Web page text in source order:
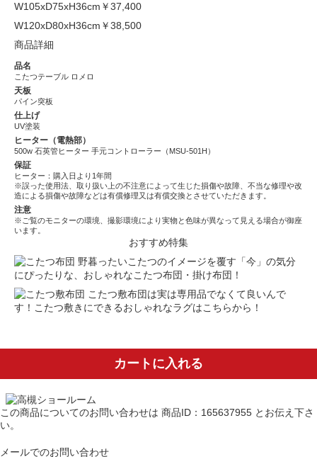
W105xD75xH36cm ￥37,400
W120xD80xH36cm ￥38,500
商品詳細
品名
こたつテーブル ロメロ
天板
パイン突板
仕上げ
UV塗装
ヒーター（電熱部）
500w 石英管ヒーター 手元コントローラー（MSU-501H）
保証
ヒーター：購入日より1年間
※誤った使用法、取り扱い上の不注意によって生じた損傷や故障、不当な修理や改
造による損傷や故障などは有償修理又は有償交換とさせていただきます。
注意
※ご覧のモニターの環境、撮影環境により実物と色味が異なって見える場合が御座
います。
おすすめ特集
野暮ったいこたつのイメージを覆す「今」の気分
にぴったりな、おしゃれなこたつ布団・掛け布団！
こたつ敷布団は実は専用品でなくて良いんで
す！こたつ敷きにできるおしゃれなラグはこちらから！
カートに入れる
この商品についてのお問い合わせは 商品ID：165637955 とお伝え下さ
い。
メールでのお問い合わせ